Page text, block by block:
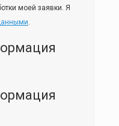
моей заявки. Я
.